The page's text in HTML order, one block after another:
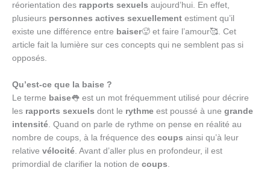
réorientation des rapports sexuels aujourd’hui. En effet,
plusieurs personnes actives sexuellement estiment qu’il
existe une différence entre baiser🥵 et faire l’amour🥰. Cet
article fait la lumière sur ces concepts qui ne semblent pas si
opposés.
Qu’est-ce que la baise ?
Le terme baise👅 est un mot fréquemment utilisé pour décrire
les rapports sexuels dont le rythme est poussé à une grande
intensité . Quand on parle de rythme on pense en réalité au
nombre de coups, à la fréquence des coups ainsi qu’à leur
relative vélocité . Avant d’aller plus en profondeur, il est
primordial de clarifier la notion de coups